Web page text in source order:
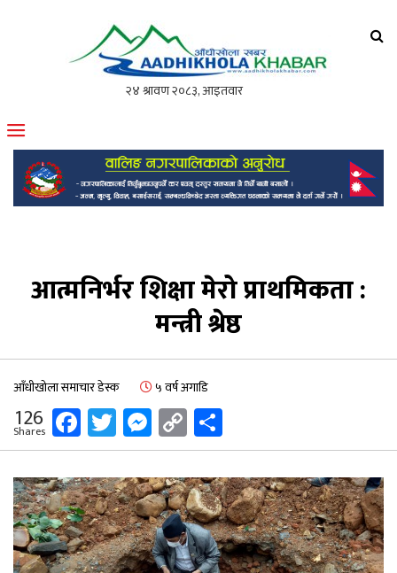
मोफसलकै लोकप्रिय अनलाइन पत्रिका
आत्मनिर्भर शिक्षा मेरो प्राथमिकता :
मन्त्री श्रेष्ठ
आँधीखोला समाचार डेस्क ५ वर्ष अगाडि
126
Shares Facebook
Twitter
Messenger
Copy
Link